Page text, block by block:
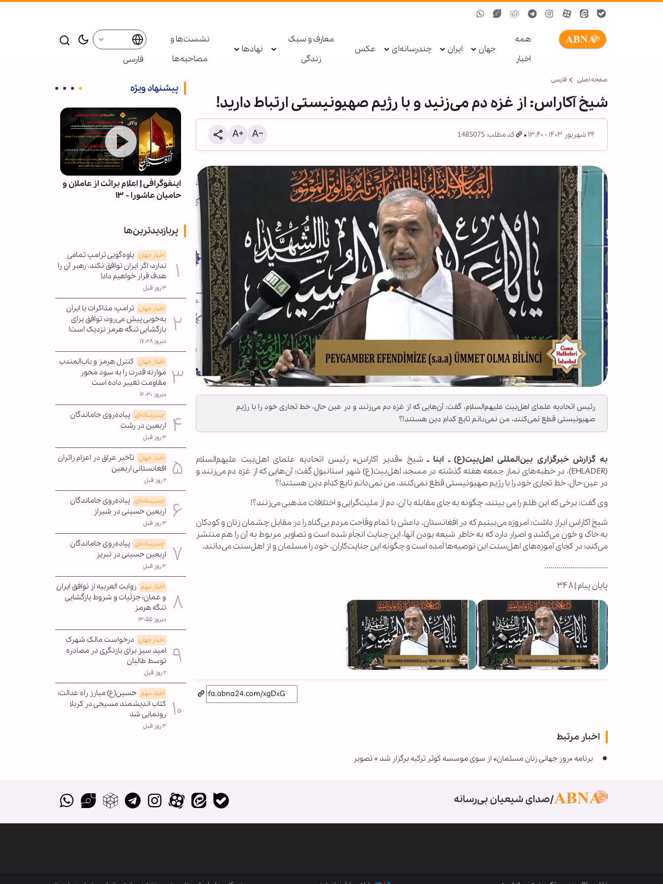
همه
اخبار
جهان ایران چندرسانه‌ای عکس
معارف و سبک
زندگی
نهادها
نشست‌ها و
مصاحبه‌ها
فارسی
صفحه اصلی فارسی
شیخ آکاراس: از غزه دم می‌زنید و با رژیم صهیونیستی ارتباط دارید!
۲۴ شهریور ۱۴۰۳ - ۱۳:۴۰ کد مطلب: 1485075
رئیس اتحادیه علمای اهل‌بیت علیهم‌السلام، گفت: آن‌هایی که از غزه دم می‌زنند و در عین حال، خط تجاری خود را با رژیم
صهیونیستی قطع نمی‌کنند، من نمی‌دانم تابع کدام دین هستند!؟
به گزارش خبرگزاری بین‌المللی اهل‌بیت(ع) ـ ابنا ـ شیخ «قدیر آکاراس» رئیس اتحادیه علمای اهل‌بیت علیهم‌السلام
(EHLADER)، در خطبه‌های نماز جمعه هفته گذشته در مسجد اهل‌بیت(ع) شهر استانبول گفت: آن‌هایی که از غزه دم می‌زنند و
در عین حال، خط تجاری خود را با رژیم صهیونیستی قطع نمی‌کنند، من نمی‌دانم تابع کدام دین هستند!؟
وی گفت: برخی که این ظلم را می بینند، چگونه به جای مقابله با آن، دم از ملیت‌گرایی و اختلافات مذهبی می‌زنند؟!
شیخ آکاراس ابراز داشت: امروزه می‌‎بینیم که در افغانستان، داعش با تمام وقاحت مردم بی‌گناه را در مقابل چشمان زنان و کودکان
به خاک و خون می‌کشد و اصرار دارد که به خاطر شیعه بودن آنها، این جنایت انجام شده است و تصاویر مربوط به آن را هم منتشر
می‌کند؛ در کجای آموزه‌های اهل‌سنت این توصیه‌ها آمده است و چگونه این جنایت‌کاران، خود را مسلمان و از اهل‌سنت می‌دانند.
................................
پایان پیام | ۳۴۸
اخبار مرتبط
برنامه «روز جهانی زنان مسلمان» از سوی موسسه کوثر ترکیه برگزار شد + تصویر
پیشنهاد ویژه
پادکست ابنا - روایت یک دهه | قلمِ
شکسته
اینفوگرافی | اعلام برائت از عاملان و
حامیان عاشورا - ۱۳
پربازدیدترین‌ها
اخبار جهان یاوه‌گویی ترامپ تمامی
ندارد؛ اگر ایران توافق نکند، رهبر آن را
هدف قرار خواهیم داد!
۳ روز قبل
اخبار جهان ترامپ: مذاکرات با ایران
به‌خوبی پیش می‌رود؛ توافق برای
بازگشایی تنگه هرمز نزدیک است!
دیروز ۱۷:۲۸
اخبار جهان کنترل هرمز و باب‌المندب
موازنه قدرت را به سود محور
مقاومت تغییر داده است
دیروز ۱۶:۳۰
چندرسانه‌ای پیاده‌روی جاماندگان
اربعین در رشت
۳ روز قبل
اخبار جهان تأخیر عراق در اعزام زائران
افغانستانی اربعین
۲ روز قبل
چندرسانه‌ای پیاده‌روی جاماندگان
اربعین حسینی در شیراز
۳ روز قبل
چندرسانه‌ای پیاده‌روی جاماندگان
اربعین حسینی در تبریز
۳ روز قبل
اخبار مهم روایت العربیه از توافق ایران
و عمان؛ جزئیات و شروط بازگشایی
تنگه هرمز
دیروز ۱۳:۵۵
اخبار جهان درخواست مالک شهرک
امید سبز برای بازنگری در مصادره
توسط طالبان
۲ روز قبل
اخبار مهم حسین(ع) مبارز راه عدالت؛
کتاب اندیشمند مسیحی در کربلا
رونمایی شد
۳ روز قبل
صدای شیعیان بی‌رسانه